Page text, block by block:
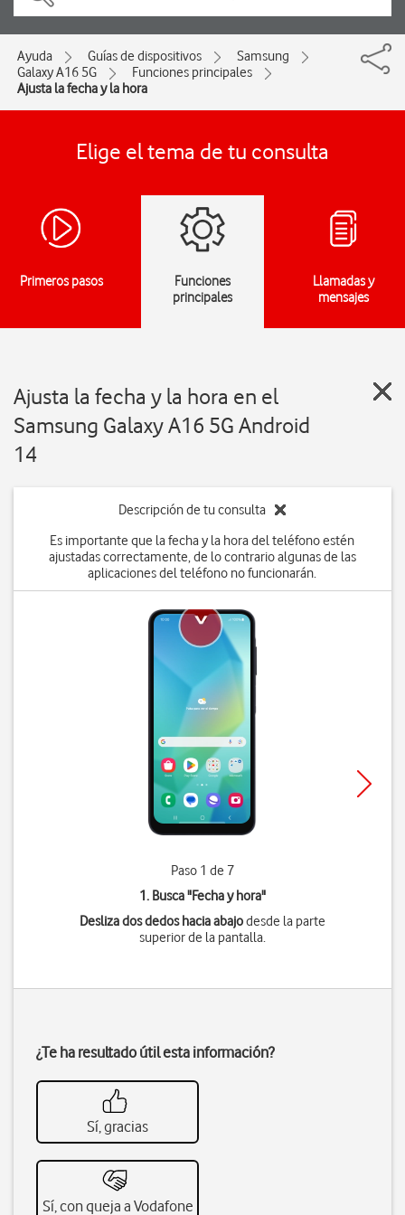
Ayuda Guías de dispositivos
Samsung
Galaxy A16 5G
Funciones principales
Ajusta la fecha y la hora
Elige el tema de tu consulta
Primeros pasos
Funciones
principales
Llamadas y
mensajes
Ajusta la fecha y la hora en el
Samsung Galaxy A16 5G Android
14
Descripción de tu consulta
Es importante que la fecha y la hora del teléfono estén
ajustadas correctamente, de lo contrario algunas de las
aplicaciones del teléfono no funcionarán.
Paso 1 de 7
1. Busca "Fecha y hora"
Desliza dos dedos hacia abajodesde la parte
superior de la pantalla.
¿Te ha resultado útil esta información?
Sí, gracias
Sí, con queja a Vodafone